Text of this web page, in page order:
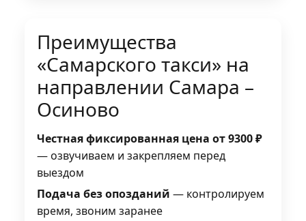
Преимущества
«Самарского такси» на
направлении Самара –
Осиново
Честная фиксированная цена от 9300 ₽
— озвучиваем и закрепляем перед
выездом
Подача без опозданий — контролируем
время, звоним заранее